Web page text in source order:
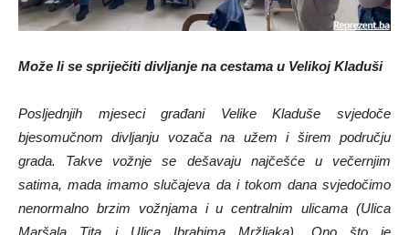
Može li se spriječiti divljanje na cestama u Velikoj Kladuši
Posljednjih mjeseci građani Velike Kladuše svjedoče
bjesomučnom divljanju vozača na užem i širem području
grada. Takve vožnje se dešavaju najčešće u večernjim
satima, mada imamo slučajeva da i tokom dana svjedočimo
nenormalno brzim vožnjama i u centralnim ulicama (Ulica
Maršala Tita i Ulica Ibrahima Mržljaka). Ono što je